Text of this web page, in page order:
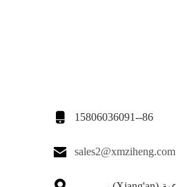
 86--15806036091
 sales2@xmziheng.com